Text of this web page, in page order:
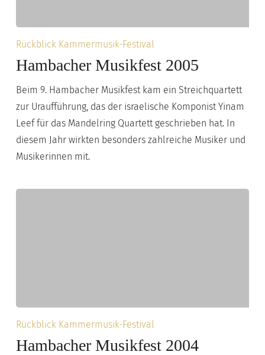
Hambacher
Musikfest
Rückblick Kammermusik-Festival
Hambacher Musikfest 2005
Beim 9. Hambacher Musikfest kam ein Streichquartett
zur Uraufführung, das der israelische Komponist Yinam
Leef für das Mandelring Quartett geschrieben hat. In
diesem Jahr wirkten besonders zahlreiche Musiker und
Musikerinnen mit.
Hambacher
Musikfest
Rückblick Kammermusik-Festival
Hambacher Musikfest 2004